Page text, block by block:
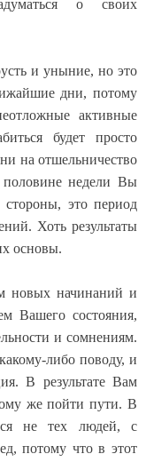
о своих
и уныние, но это
дни, потому
активные
будет просто
на отшельничество
недели Вы
стороны, это период
Хоть результаты
основы.
новых начинаний и
Вашего состояния,
и сомнениям.
либо поводу, и
В результате Вам
же пойти пути. В
не тех людей, с
потому что в этот